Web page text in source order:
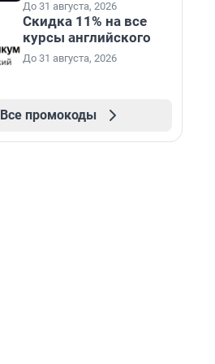
До 31 августа, 2026
Скидка 11% на все
курсы английского
До 31 августа, 2026
Все промокоды